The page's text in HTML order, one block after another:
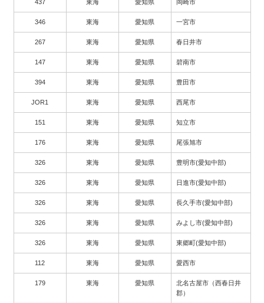
437 東海 愛知県 岡崎市
346 東海 愛知県 一宮市
267 東海 愛知県 春日井市
147 東海 愛知県 碧南市
394 東海 愛知県 豊田市
JOR1 東海 愛知県 西尾市
151 東海 愛知県 知立市
176 東海 愛知県 尾張旭市
326 東海 愛知県 豊明市(愛知中部)
326 東海 愛知県 日進市(愛知中部)
326 東海 愛知県 長久手市(愛知中部)
326 東海 愛知県 みよし市(愛知中部)
326 東海 愛知県 東郷町(愛知中部)
112 東海 愛知県 愛西市
179 東海 愛知県
北名古屋市（西春日井
郡）